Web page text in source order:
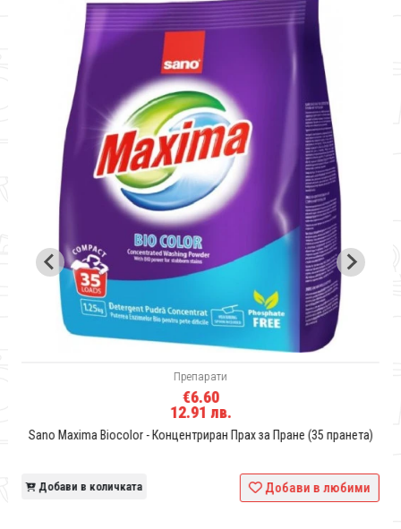
Препарати
€6.60
12.91 лв.
Sano Maxima Biocolor - Концентриран Прах за Пране (35 пранета)
Добави в количката Добави в любими